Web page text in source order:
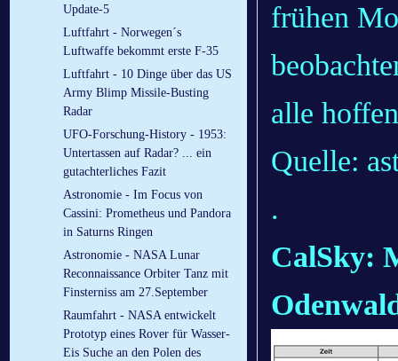
Update-5
Luftfahrt - Norwegen´s
Luftwaffe bekommt erste F-35
Luftfahrt - 10 Dinge über das US
Army Blimp Missile-Busting
Radar
UFO-Forschung-History - 1953:
Untertassen auf Radar? ... ein
gutachterliches Fazit
Astronomie - Im Focus von
Cassini: Prometheus und Pandora
in Saturns Ringen
Astronomie - NASA Lunar
Reconnaissance Orbiter Tanz mit
Finsterniss am 27.September
Raumfahrt - NASA entwickelt
Prototyp eines Rover für Wasser-
Eis Suche an den Polen des
frühen
alle
Quelle:
.
CalSky: